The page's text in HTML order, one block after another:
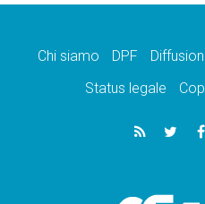
Chi siamo DPF
Status legale